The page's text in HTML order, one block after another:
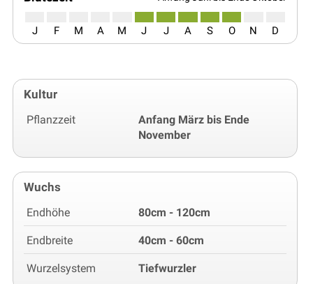
J F M A M J J A S O N D
Kultur
Pflanzzeit
Anfang März bis Ende
November
Wuchs
Endhöhe 80cm - 120cm
Endbreite 40cm - 60cm
Wurzelsystem Tiefwurzler